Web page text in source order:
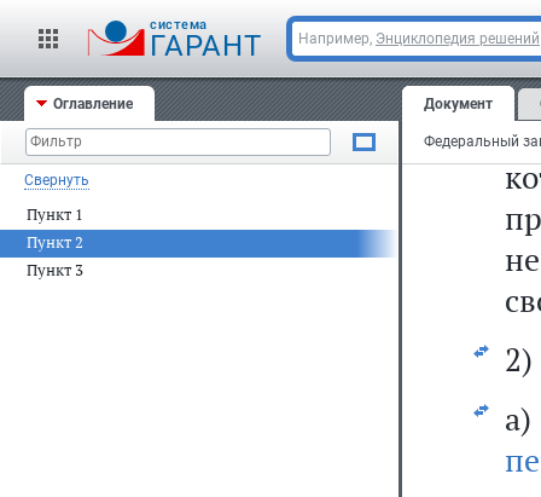
cистема
ГАРАНТ Например, Энциклопедия решений
Оглавление
Свернуть
Пункт 1
Пункт 2
Пункт 3
Документ
б)